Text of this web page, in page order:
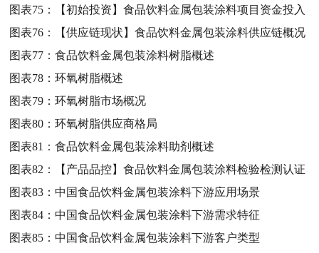
图表75：
【初始投资】食品饮料金属包装涂料项目资金投入
图表76：
【供应链现状】食品饮料金属包装涂料供应链概况
图表77：食品饮料金属包装涂料树脂概述
图表78：环氧树脂概述
图表79：环氧树脂市场概况
图表80：环氧树脂供应商格局
图表81：食品饮料金属包装涂料助剂概述
图表82：
【产品品控】食品饮料金属包装涂料检验检测认证
图表83：中国食品饮料金属包装涂料下游应用场景
图表84：中国食品饮料金属包装涂料下游需求特征
图表85：中国食品饮料金属包装涂料下游客户类型